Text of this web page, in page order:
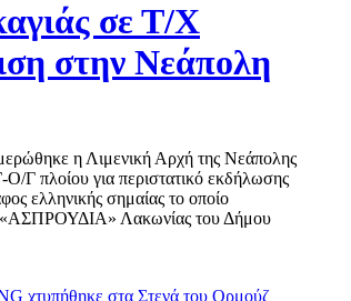
σε Τ/Χ
στην Νεάπολη
η Λιμενική Αρχή της Νεάπολης
Γ πλοίου για περιστατικό εκδήλωσης
ελληνικής σημαίας το οποίο
«ΑΣΠΡΟΥΔΙΑ» Λακωνίας του Δήμου